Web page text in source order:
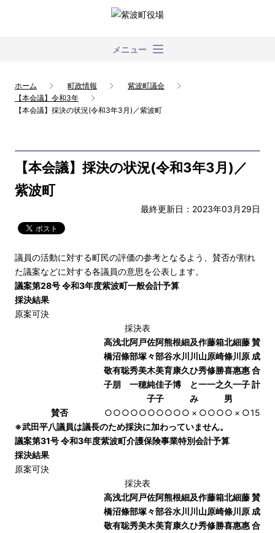
メニュー
ホーム 町政情報
紫波町議会
【本会議】令和3年
【本会議】採決の状況(令和3年3月)／紫波町
【本会議】採決の状況(令和3年3月)／
紫波町
最終更新日：2023年03月29日
議員の活動に対する町民の評価の参考となるよう、賛否が割れ
た議案などに対する各議員の意思を公表します。
議案第28号 令和3年度紫波町一般会計予算
採決結果
原案可決
採決表
高
橋
敬
子
浅
沼
有
朋
北
條
聡
阿
部
秀
一
戸
塚
美
穂
佐
々
木
純
子
阿
部
美
佳
子
熊
谷
育
子
根
水
康
博
細
川
久
及
川
ひ
と
み
作
山
秀
一
藤
原
修
一
箱
崎
勝
之
北
條
喜
久
男
細
川
惠
一
藤
原
惠
子
賛
成
合
計
賛否 ○○○○○○○○○○ × ○○○○ × ○15
※武田平八議員は議長のため採決に加わっていません。
議案第31号 令和3年度紫波町介護保険事業特別会計予算
採決結果
原案可決
採決表
高
橋
敬
浅
沼
有
北
條
聡
阿
部
秀
戸
塚
美
佐
々
木
阿
部
美
熊
谷
育
根
水
康
細
川
久
及
川
ひ
作
山
秀
藤
原
修
箱
崎
勝
北
條
喜
細
川
惠
藤
原
惠
賛
成
合